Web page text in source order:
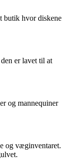
butik hvor diskene
er lavet til at
og mannequiner
og væginventaret.